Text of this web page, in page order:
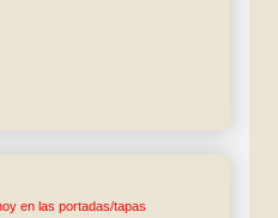
en las portadas/tapas